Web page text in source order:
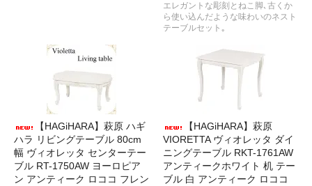
エレガントな彫刻とねこ脚､古くか
ら使い込んだような味わいのネスト
テーブルセット｡
【HAGiHARA】萩原 ハギ
ハラ リビングテーブル 80cm
幅 ヴィオレッタ センターテー
ブル RT-1750AW ヨーロピア
ン アンティーク ロココ フレン
【HAGiHARA】萩原
VIORETTA ヴィオレッタ ダイ
ニングテーブル RKT-1761AW
アンティークホワイト 机 テー
ブル 白 アンティーク ロココ